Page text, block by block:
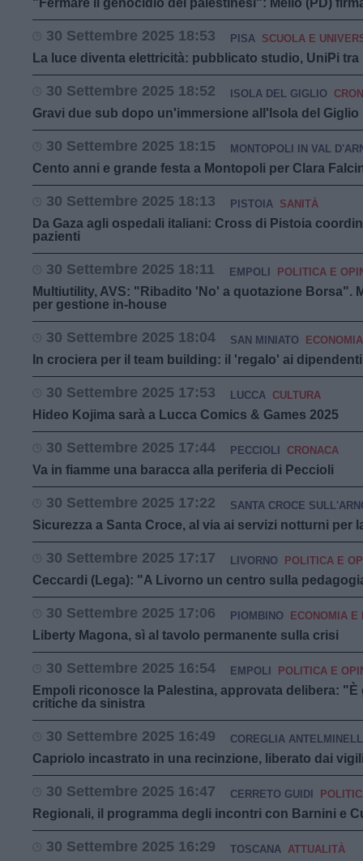
"Fermare il genocidio dei palestinesi": Melio (PD)
30 Settembre 2025 18:53 PISA SCUOLA E
La luce diventa elettricità: pubblicato studio, UniPi
30 Settembre 2025 18:52 ISOLA DEL GIGLIO
Gravi due sub dopo un'immersione all'Isola del Giglio
30 Settembre 2025 18:15 MONTOPOLI IN VAL
Cento anni e grande festa a Montopoli per Clara
30 Settembre 2025 18:13 PISTOIA SANITÀ
Da Gaza agli ospedali italiani: Cross di Pistoia
pazienti
30 Settembre 2025 18:11 EMPOLI POLITICA E
Multiutility, AVS: "Ribadito 'No' a quotazione Borsa".
per gestione in-house
30 Settembre 2025 18:04 SAN MINIATO
In crociera per il team building: il 'regalo' ai
30 Settembre 2025 17:53 LUCCA CULTURA
Hideo Kojima sarà a Lucca Comics & Games 2025
30 Settembre 2025 17:44 PECCIOLI CRONACA
Va in fiamme una baracca alla periferia di Peccioli
30 Settembre 2025 17:22 SANTA CROCE
Sicurezza a Santa Croce, al via ai servizi notturni per
30 Settembre 2025 17:17 LIVORNO POLITICA E
Ceccardi (Lega): "A Livorno un centro sulla
30 Settembre 2025 17:06 PIOMBINO ECONOMIA E
Liberty Magona, sì al tavolo permanente sulla crisi
30 Settembre 2025 16:54 EMPOLI POLITICA E
Empoli riconosce la Palestina, approvata delibera:
critiche da sinistra
30 Settembre 2025 16:49 COREGLIA
Capriolo incastrato in una recinzione, liberato dai
30 Settembre 2025 16:47 CERRETO GUIDI
Regionali, il programma degli incontri con Barnini e
30 Settembre 2025 16:29 TOSCANA ATTUALITÀ